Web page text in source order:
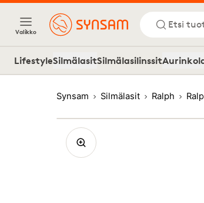
Valikko
Etsi
LifestyleSilmälasitSilmälasilinssit
Synsam Silmälasit Ralph